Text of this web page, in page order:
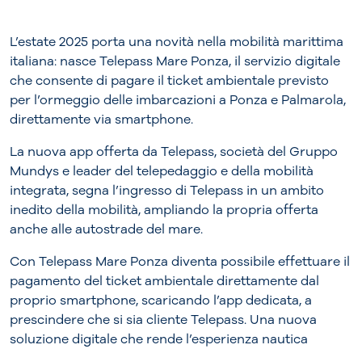
L’estate 2025 porta una novità nella mobilità marittima
italiana: nasce Telepass Mare Ponza, il servizio digitale
che consente di pagare il ticket ambientale previsto
per l’ormeggio delle imbarcazioni a Ponza e Palmarola,
direttamente via smartphone.
La nuova app offerta da Telepass, società del Gruppo
Mundys e leader del telepedaggio e della mobilità
integrata, segna l’ingresso di Telepass in un ambito
inedito della mobilità, ampliando la propria offerta
anche alle autostrade del mare.
Con Telepass Mare Ponza diventa possibile effettuare il
pagamento del ticket ambientale direttamente dal
proprio smartphone, scaricando l’app dedicata, a
prescindere che si sia cliente Telepass. Una nuova
soluzione digitale che rende l’esperienza nautica